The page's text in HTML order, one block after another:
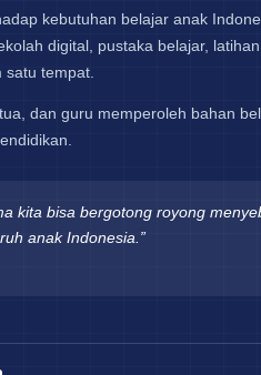
kebutuhan belajar anak
digital, pustaka belajar,
tempat.
dan guru memperoleh bahan
kita bisa bergotong royong
anak Indonesia.”